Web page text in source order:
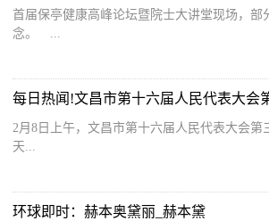
首届保亭健康高峰论坛暨院士大讲堂现场，部
念。 ...
每日热闻!文昌市第十六届人民代表大会
2月8日上午，文昌市第十六届人民代表大会第
天...
环球即时：赫本奥黛丽_赫本黛